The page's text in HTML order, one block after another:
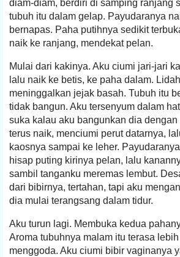
diam-diam, berdiri di samping ranjang
tubuh itu dalam gelap. Payudaranya
bernapas. Paha putihnya sedikit
naik ke ranjang, mendekat pelan.
Mulai dari kakinya. Aku ciumi jari-jari
lalu naik ke betis, ke paha dalam.
meninggalkan jejak basah. Tubuh itu
tidak bangun. Aku tersenyum dalam
suka kalau aku bangunkan dia dengan
terus naik, menciumi perut datarnya,
kaosnya sampai ke leher.
hisap puting kirinya pelan, lalu
sambil tanganku meremas lembut.
dari bibirnya, tertahan, tapi aku
dia mulai terangsang dalam tidur.
Aku turun lagi. Membuka kedua
Aroma tubuhnya malam itu terasa
menggoda. Aku ciumi bibir vaginanya